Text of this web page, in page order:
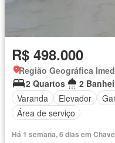
R$ 498.000
2 Quartos
2
Varanda
Elevador
Área de serviço
Há 1 semana, 6 dias em